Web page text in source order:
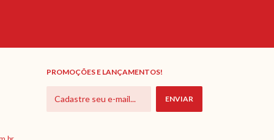
PROMOÇÕES E LANÇAMENTOS!